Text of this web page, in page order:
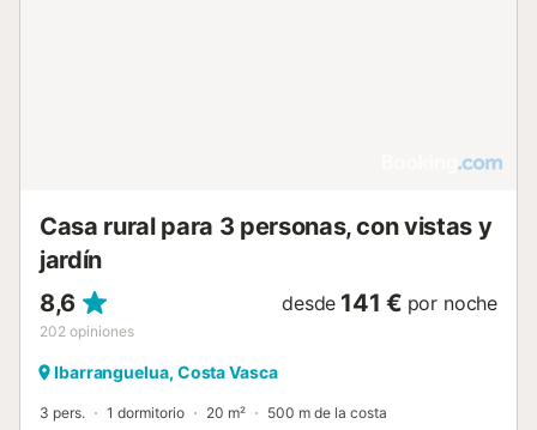
Casa rural para 3 personas, con vistas y
jardín
8,6
202 opiniones
desde 141 € por noche
Ibarranguelua, Costa Vasca
3 pers. 1 dormitorio 20 m² 500 m de la costa